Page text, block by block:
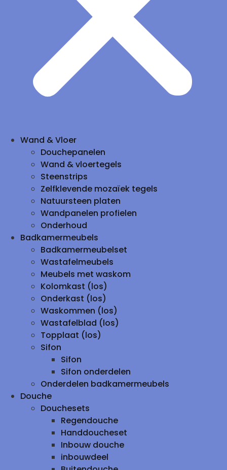
Wand & Vloer
Douchepanelen
Wand & vloertegels
Steenstrips
Zelfklevende mozaïek tegels
Natuursteen platen
Wandpanelen profielen
Onderhoud
Badkamermeubels
Badkamermeubelset
Wastafelmeubels
Meubels met waskom
Kolomkast (los)
Onderkast (los)
Waskommen (los)
Wastafelblad (los)
Topplaat (los)
Sifon
Sifon
Sifon onderdelen
Onderdelen badkamermeubels
Douche
Douchesets
Regendouche
Handdoucheset
Inbouw douche
inbouwdeel